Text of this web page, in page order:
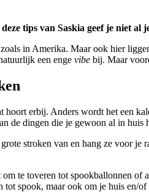
tips van Saskia geef je niet
in Amerika. Maar ook hier
een enge vibe bij. Maar
hoort erbij. Anders wordt het een
de dingen die je gewoon al in huis
stroken van en hang ze voor je
te toveren tot spookballonnen of
spook, maar ook om je huis en/